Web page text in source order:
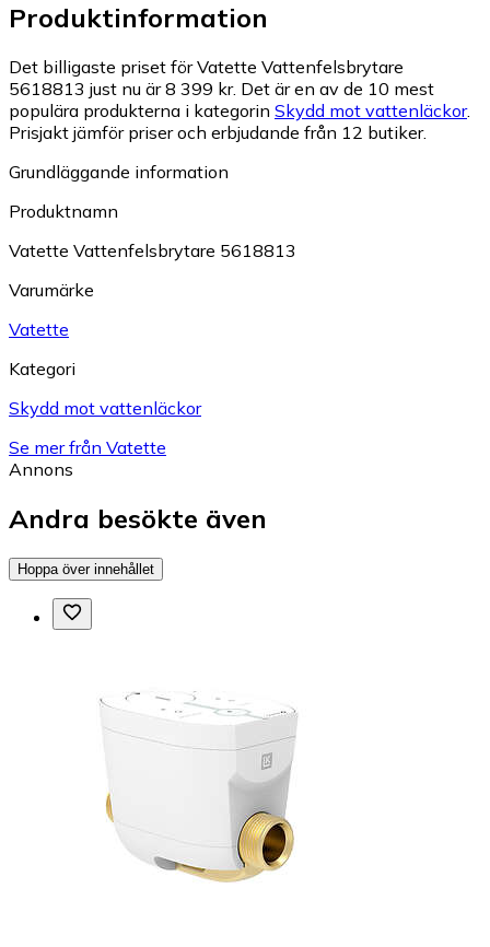
Produktinformation
Det billigaste priset för Vatette Vattenfelsbrytare
5618813 just nu är 8 399 kr. Det är en av de 10 mest
populära produkterna i kategorin Skydd mot vattenläckor.
Prisjakt jämför priser och erbjudande från 12 butiker.
Grundläggande information
Produktnamn
Vatette Vattenfelsbrytare 5618813
Varumärke
Vatette
Kategori
Skydd mot vattenläckor
Se mer från Vatette
Annons
Andra besökte även
Hoppa över innehållet